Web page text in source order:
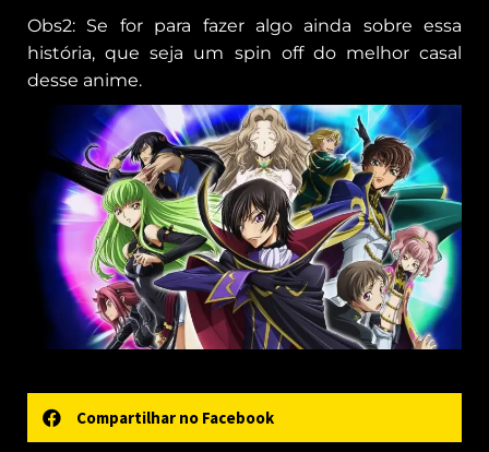
Obs2: Se for para fazer algo ainda sobre essa
história, que seja um spin off do melhor casal
desse anime.
Compartilhar no Facebook